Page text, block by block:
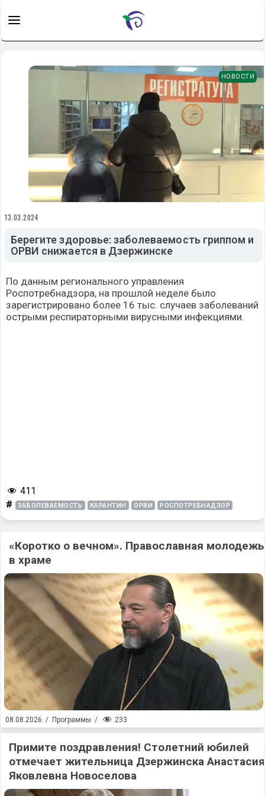
НОВОСТИ
13.03.2024
Берегите здоровье: заболеваемость гриппом и
ОРВИ снижается в Дзержинске
По данным регионального управления
Роспотребнадзора, на прошлой неделе было
зарегистрировано более 16 тыс. случаев заболеваний
острыми респираторными вирусными инфекциями.
411
# ЗАБОЛЕВАЕМОСТЬ КАРАНТИН ОРВИ РОСПОТРЕБНАДЗОР
«Коротко о вечном». Православная молодежь
в храме
08.08.2026 / Программы / 233
Примите поздравления! Столетний юбилей
отмечает жительница Дзержинска Анастасия
Яковлевна Новоселова